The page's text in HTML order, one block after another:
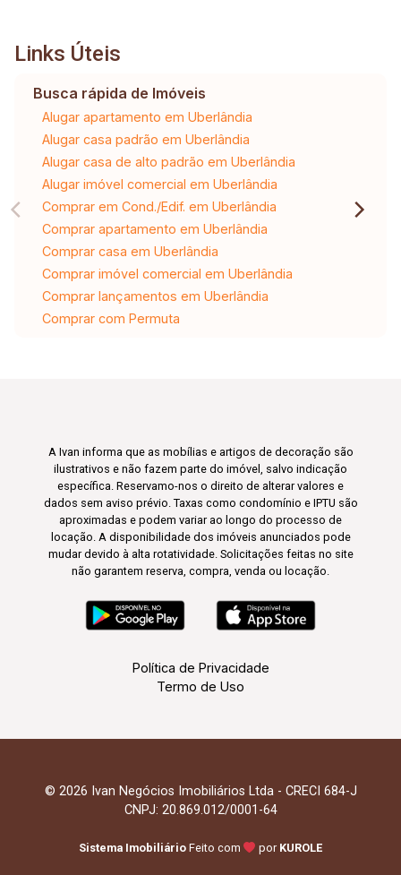
Links Úteis
Busca rápida de Imóveis
Alugar apartamento em Uberlândia
Alugar casa padrão em Uberlândia
Alugar casa de alto padrão em Uberlândia
Alugar imóvel comercial em Uberlândia
Comprar em Cond./Edif. em Uberlândia
Comprar apartamento em Uberlândia
Comprar casa em Uberlândia
Comprar imóvel comercial em Uberlândia
Comprar lançamentos em Uberlândia
Comprar com Permuta
A Ivan informa que as mobílias e artigos de decoração são
ilustrativos e não fazem parte do imóvel, salvo indicação
específica. Reservamo-nos o direito de alterar valores e
dados sem aviso prévio. Taxas como condomínio e IPTU são
aproximadas e podem variar ao longo do processo de
locação. A disponibilidade dos imóveis anunciados pode
mudar devido à alta rotatividade. Solicitações feitas no site
não garantem reserva, compra, venda ou locação.
Política de Privacidade
Termo de Uso
© 2026 Ivan Negócios Imobiliários Ltda - CRECI 684-J
CNPJ: 20.869.012/0001-64
Sistema Imobiliário Feito com por KUROLE